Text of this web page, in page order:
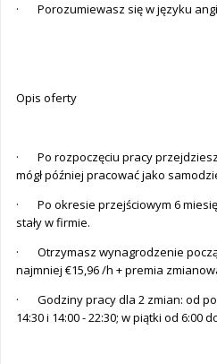
· Porozumiewasz się w języku
Opis oferty
· Po rozpoczęciu pracy
mógł później pracować jako
· Po okresie przejściowym 6
stały w firmie.
· Otrzymasz wynagrodzenie
najmniej €15,96 /h + premia
· Godziny pracy dla 2 zmian: od
14:30 i 14:00 - 22:30; w piątki od 6:00